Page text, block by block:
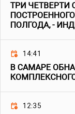
ТРИ ЧЕТВЕРТИ
ПОЛГОДА, -
14:41
В САМАРЕ
12:35